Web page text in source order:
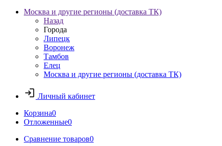
Москва и другие регионы (доставка ТК)
Назад
Города
Липецк
Воронеж
Тамбов
Елец
Москва и другие регионы (доставка ТК)
Личный кабинет
Корзина0
Отложенные0
Сравнение товаров0